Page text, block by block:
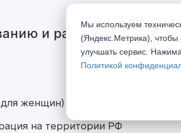
и рассрочке
женщин) и 20 лет (для мужчин);
на территории РФ
Мы используем
(Яндекс.Метрика), чтобы
улучшать сервис.
Политикой